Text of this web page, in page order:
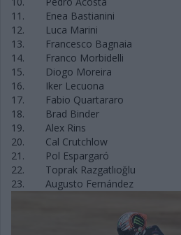
11.
Enea Bastianini
12.
Luca Marini
13.
Francesco Bagnaia
14.
Franco Morbidelli
15.
Diogo Moreira
16.
Iker Lecuona
17.
Fabio Quartararo
18.
Brad Binder
19.
Alex Rins
20.
Cal Crutchlow
21.
Pol Espargaró
22.
Toprak Razgatlıoğlu
23.
Augusto Fernández